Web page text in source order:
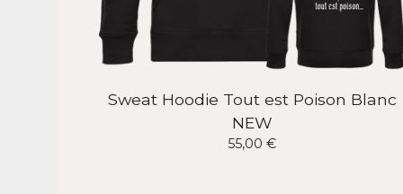
Sweat Hoodie Tout est Poison Blanc
NEW
55,00 €